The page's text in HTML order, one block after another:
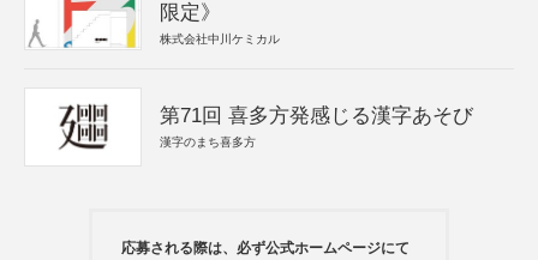
限定》
株式会社中川ケミカル
第71回 喜多方発感じる漢字あそび
漢字のまち喜多方
応募される際は、必ず公式ホームページにて